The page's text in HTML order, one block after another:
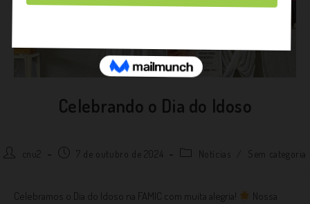
Celebrando o Dia do Idoso
cnu2 7 de outubro de 2024 Notícias Sem categoria
Celebramos o Dia do Idoso na FAMIC com muita alegria!
Nossa